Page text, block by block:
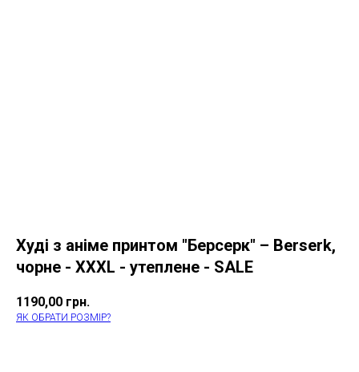
Худі з аніме принтом "Берсерк" – Berserk,
чорне - XXXL - утеплене - SALE
1190,00 грн.
ЯК ОБРАТИ РОЗМІР?